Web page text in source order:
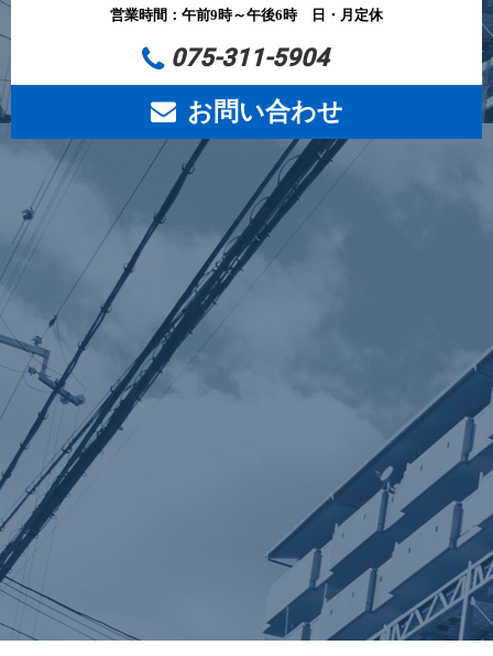
営業時間：午前9時～午後6時 日・月定休
075-311-5904
お問い合わせ